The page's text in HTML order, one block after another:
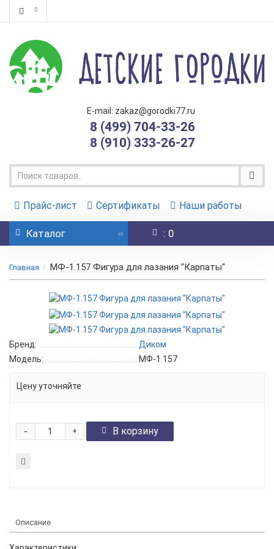
E-mail: zakaz@gorodki77.ru
8 (499) 704-33-26
8 (910) 333-26-27
Прайс-лист Сертификаты Наши работы
Каталог : 0
Главная МФ-1.157 Фигура для лазания "Карпаты"
Бренд:
Диком
Модель:
МФ-1.157
Цену уточняйте
+
- В корзину
Описание